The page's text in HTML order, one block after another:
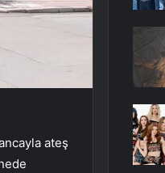
ateş